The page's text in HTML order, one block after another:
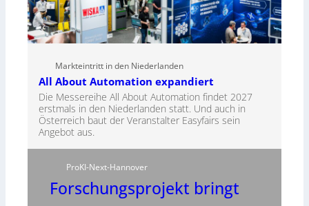
Markteintritt in den Niederlanden
All About Automation expandiert
Die Messereihe All About Automation findet 2027
erstmals in den Niederlanden statt. Und auch in
Österreich baut der Veranstalter Easyfairs sein
Angebot aus.
ProKI-Next-Hannover
Forschungsprojekt bringt